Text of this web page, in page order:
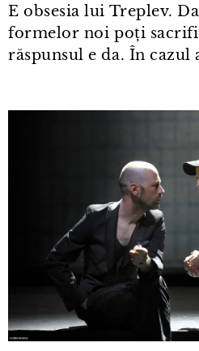
E obsesia lui Treplev.
formelor noi poți
răspunsul e da. În cazul